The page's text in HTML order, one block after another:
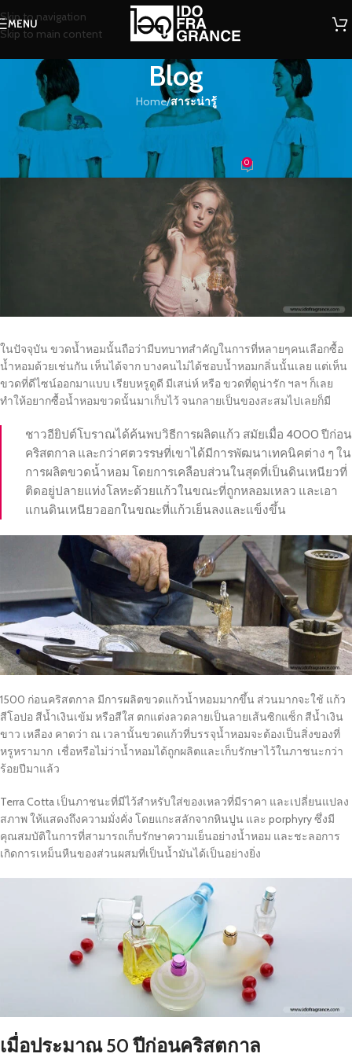
Skip to navigation
Skip to main content
MENU
Blog
Home/สาระน่ารู้
สาระน่ารู้
รูปแบบของขวดน้ำหอม
น้องน้ำหอม On 15/03/2016 0
ในปัจจุบัน ขวดน้ำหอมนั้นถือว่ามีบทบาทสำคัญในการที่หลายๆคนเลือกซื้อ
น้ำหอมด้วยเช่นกัน เห็นได้จาก บางคนไม่ได้ชอบน้ำหอมกลิ่นนั้นเลย แต่เห็น
ขวดที่ดีไซน์ออกมาแบบ เรียบหรูดูดี มีเสน่ห์ หรือ ขวดที่ดูน่ารัก ฯลฯ ก็เลย
ทำให้อยากซื้อน้ำหอมขวดนั้นมาเก็บไว้ จนกลายเป็นของสะสมไปเลยก็มี
ชาวอียิปต์โบราณได้ค้นพบวิธีการผลิตแก้ว สมัยเมื่อ 4000 ปีก่อน
คริสตกาล และกว่าศตวรรษที่เขาได้มีการพัฒนาเทคนิคต่าง ๆ ใน
การผลิตขวดน้ำหอม โดยการเคลือบส่วนในสุดที่เป็นดินเหนียวที่
ติดอยู่ปลายแท่งโลหะด้วยแก้วในขณะที่ถูกหลอมเหลว และเอา
แกนดินเหนียวออกในขณะที่แก้วเย็นลงและแข็งขึ้น
1500 ก่อนคริสตกาล มีการผลิตขวดแก้วน้ำหอมมากขึ้น ส่วนมากจะใช้ แก้ว
สีโอปอ สีน้ำเงินเข้ม หรือสีใส ตกแต่งลวดลายเป็นลายเส้นซิกแซ็ก สีน้ำเงิน
ขาว เหลือง คาดว่า ณ เวลานั้นขวดแก้วที่บรรจุน้ำหอมจะต้องเป็นสิ่งของที่
หรูหรามาก เชื่อหรือไม่ว่าน้ำหอมได้ถูกผลิตและเก็บรักษาไว้ในภาชนะกว่า
ร้อยปีมาแล้ว
Terra Cotta เป็นภาชนะที่มีไว้สำหรับใส่ของเหลวที่มีราคา และเปลี่ยนแปลง
สภาพ ให้แสดงถึงความมั่งคั่ง โดยแกะสลักจากหินปูน และ porphyry ซึ่งมี
คุณสมบัติในการที่สามารถเก็บรักษาความเย็นอย่างน้ำหอม และชะลอการ
เกิดการเหม็นหืนของส่วนผสมที่เป็นน้ำมันได้เป็นอย่างยิ่ง
เมื่อประมาณ 50 ปีก่อนคริสตกาล